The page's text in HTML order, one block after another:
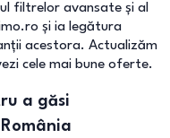
filtrelor avansate și al
și ia legătura
acestora. Actualizăm
cele mai bune oferte.
a găsi